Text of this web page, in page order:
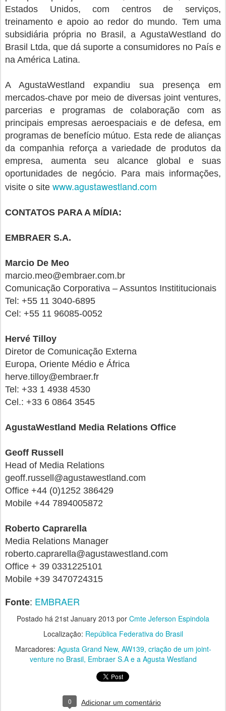
Estados Unidos, com centros de serviços,
treinamento e apoio ao redor do mundo. Tem uma
subsidiária própria no Brasil, a AgustaWestland do
Brasil Ltda, que dá suporte a consumidores no País e
na América Latina.
A AgustaWestland expandiu sua presença em
mercados-chave por meio de diversas joint ventures,
parcerias e programas de colaboração com as
principais empresas aeroespaciais e de defesa, em
programas de benefício mútuo. Esta rede de alianças
da companhia reforça a variedade de produtos da
empresa, aumenta seu alcance global e suas
oportunidades de negócio. Para mais informações,
visite o site www.agustawestland.com
CONTATOS PARA A MÍDIA:
EMBRAER S.A.
Marcio De Meo
marcio.meo@embraer.com.br
Comunicação Corporativa – Assuntos Instititucionais
Tel: +55 11 3040-6895
Cel: +55 11 96085-0052
Hervé Tilloy
Diretor de Comunicação Externa
Europa, Oriente Médio e África
herve.tilloy@embraer.fr
Tel: +33 1 4938 4530
Cel.: +33 6 0864 3545
AgustaWestland Media Relations Office
Geoff Russell
Head of Media Relations
geoff.russell@agustawestland.com
Office +44 (0)1252 386429
Mobile +44 7894005872
Roberto Caprarella
Media Relations Manager
roberto.caprarella@agustawestland.com
Office + 39 0331225101
Mobile +39 3470724315
Fonte: EMBRAER
Postado há 21st January 2013 por Cmte Jeferson Espindola
Localização: República Federativa do Brasil
Marcadores: Agusta Grand New AW139 criação de um joint-
venture no Brasil Embraer S.A e a Agusta Westland
0 Adicionar um comentário